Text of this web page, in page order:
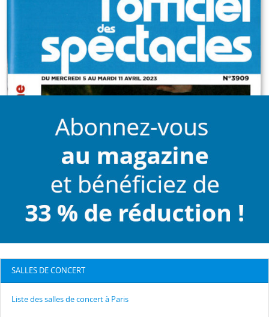
SALLES DE CONCERT
Liste des salles de concert à Paris